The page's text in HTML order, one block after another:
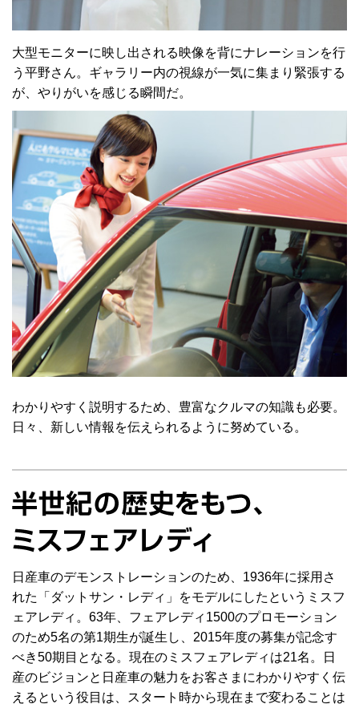
大型モニターに映し出される映像を背にナレーションを行
う平野さん。ギャラリー内の視線が一気に集まり緊張する
が、やりがいを感じる瞬間だ。
わかりやすく説明するため、豊富なクルマの知識も必要。
日々、新しい情報を伝えられるように努めている。
日産車のデモンストレーションのため、1936年に採用さ
れた「ダットサン・レディ」をモデルにしたというミスフ
ェアレディ。63年、フェアレディ1500のプロモーション
のため5名の第1期生が誕生し、2015年度の募集が記念す
べき50期目となる。現在のミスフェアレディは21名。日
産のビジョンと日産車の魅力をお客さまにわかりやすく伝
えるという役目は、スタート時から現在まで変わることは